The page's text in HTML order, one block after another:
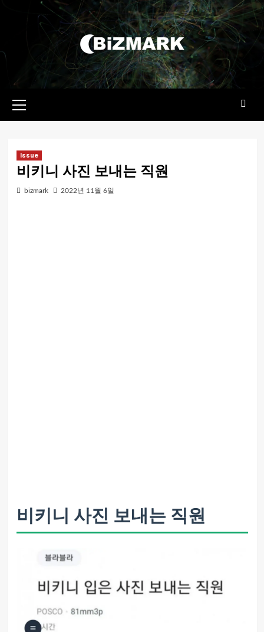
메뉴
Issue
비키니 사진 보내는 직원
bizmark 2022년 11월 6일
비키니 사진 보내는 직원